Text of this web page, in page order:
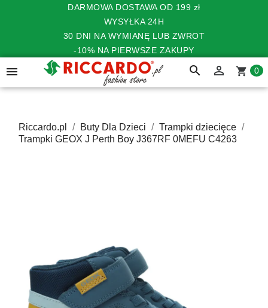
DARMOWA DOSTAWA OD 199 zł
WYSYŁKA 24H
30 DNI NA WYMIANĘ LUB ZWROT
-10% NA PIERWSZE ZAKUPY
 search  shopping_cart 0
Riccardo.pl Buty Dla Dzieci
Trampki dziecięce
Trampki GEOX J Perth Boy J367RF 0MEFU C4263